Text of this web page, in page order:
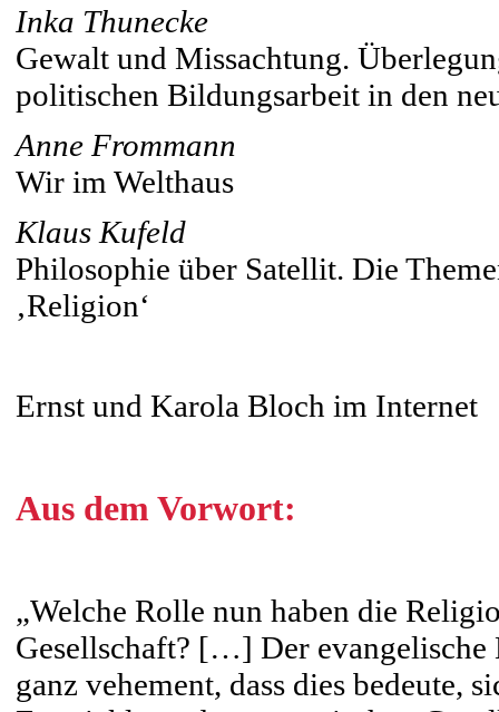
Inka Thunecke
Gewalt und Missachtung.
politischen Bildungsarbeit in den
Anne Frommann
Wir im Welthaus
Klaus Kufeld
Philosophie über Satellit. Die
‚Religion‘
Ernst und Karola Bloch im Internet
Aus dem Vorwort:
„Welche Rolle nun haben die
Gesellschaft? […] Der
ganz vehement, dass dies bedeute,